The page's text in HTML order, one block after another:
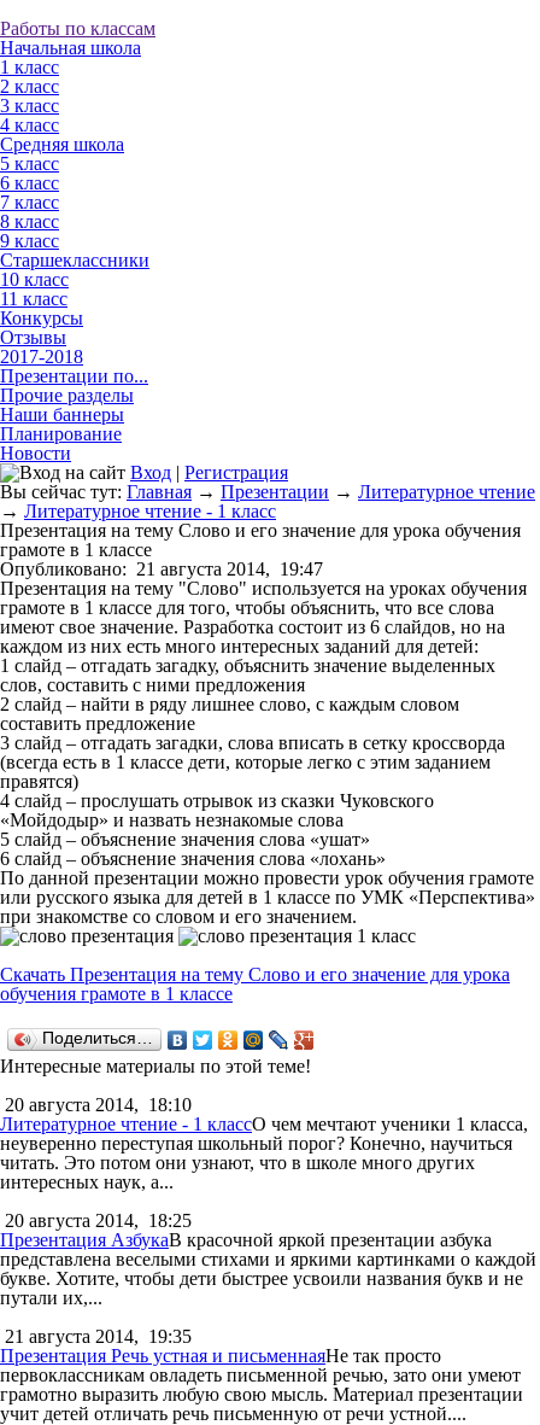
Работы по классам
Начальная школа
1 класс
2 класс
3 класс
4 класс
Средняя школа
5 класс
6 класс
7 класс
8 класс
9 класс
Старшеклассники
10 класс
11 класс
Конкурсы
Отзывы
2017-2018
Презентации по...
Прочие разделы
Наши баннеры
Планирование
Новости
Вход | Регистрация
Вы сейчас тут: Главная → Презентации → Литературное чтение
→ Литературное чтение - 1 класс
Презентация на тему Слово и его значение для урока обучения
грамоте в 1 классе
Опубликовано: 21 августа 2014, 19:47
Презентация на тему "Слово" используется на уроках обучения
грамоте в 1 классе для того, чтобы объяснить, что все слова
имеют свое значение. Разработка состоит из 6 слайдов, но на
каждом из них есть много интересных заданий для детей:
1 слайд – отгадать загадку, объяснить значение выделенных
слов, составить с ними предложения
2 слайд – найти в ряду лишнее слово, с каждым словом
составить предложение
3 слайд – отгадать загадки, слова вписать в сетку кроссворда
(всегда есть в 1 классе дети, которые легко с этим заданием
правятся)
4 слайд – прослушать отрывок из сказки Чуковского
«Мойдодыр» и назвать незнакомые слова
5 слайд – объяснение значения слова «ушат»
6 слайд – объяснение значения слова «лохань»
По данной презентации можно провести урок обучения грамоте
или русского языка для детей в 1 классе по УМК «Перспектива»
при знакомстве со словом и его значением.
Скачать Презентация на тему Слово и его значение для урока
обучения грамоте в 1 классе
Поделиться…
Интересные материалы по этой теме!
20 августа 2014, 18:10
Литературное чтение - 1 классО чем мечтают ученики 1 класса,
неуверенно переступая школьный порог? Конечно, научиться
читать. Это потом они узнают, что в школе много других
интересных наук, а...
20 августа 2014, 18:25
Презентация АзбукаВ красочной яркой презентации азбука
представлена веселыми стихами и яркими картинками о каждой
букве. Хотите, чтобы дети быстрее усвоили названия букв и не
путали их,...
21 августа 2014, 19:35
Презентация Речь устная и письменнаяНе так просто
первоклассникам овладеть письменной речью, зато они умеют
грамотно выразить любую свою мысль. Материал презентации
учит детей отличать речь письменную от речи устной....